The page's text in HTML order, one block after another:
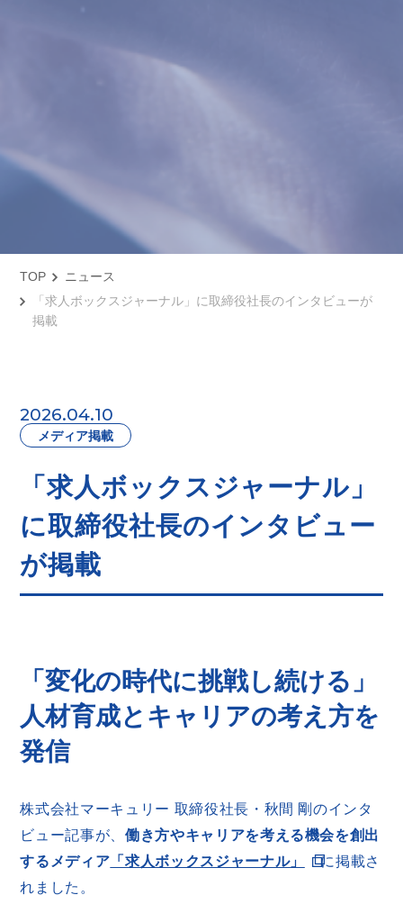
TOP
ニュース
「求人ボックスジャーナル」に取締役社長のインタビューが
掲載
2026.04.10
メディア掲載
「求人ボックスジャーナル」
に取締役社長のインタビュー
が掲載
「変化の時代に挑戦し続ける」
人材育成とキャリアの考え方を
発信
株式会社マーキュリー 取締役社長・秋間 剛のインタ
ビュー記事が、 働き方やキャリアを考える機会を創出
するメディア 「求人ボックスジャーナル」
に掲載さ
れました。